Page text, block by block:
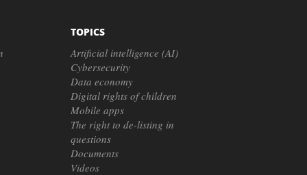
TOPICS
Artificial intelligence (AI)
Cybersecurity
Data economy
Digital rights of children
Mobile apps
The right to de-listing in
questions
Documents
Videos